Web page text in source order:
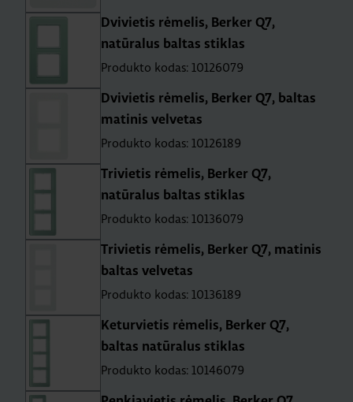
Dvivietis rėmelis, Berker Q7,
natūralus baltas stiklas
Produkto kodas: 10126079
Dvivietis rėmelis, Berker Q7, baltas
matinis velvetas
Produkto kodas: 10126189
Trivietis rėmelis, Berker Q7,
natūralus baltas stiklas
Produkto kodas: 10136079
Trivietis rėmelis, Berker Q7, matinis
baltas velvetas
Produkto kodas: 10136189
Keturvietis rėmelis, Berker Q7,
baltas natūralus stiklas
Produkto kodas: 10146079